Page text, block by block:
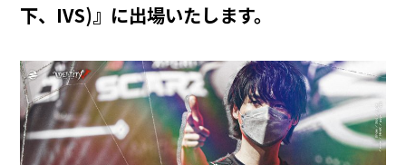
下、IVS)』に出場いたします。